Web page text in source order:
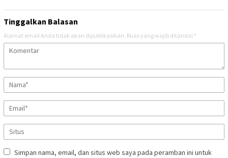
Tinggalkan Balasan
Alamat email Anda tidak akan dipublikasikan. Ruas yang wajib ditandai *
Simpan nama, email, dan situs web saya pada peramban ini untuk